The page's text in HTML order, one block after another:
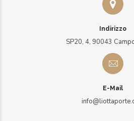
Indirizzo
SP20, 4, 90043
E-Mail